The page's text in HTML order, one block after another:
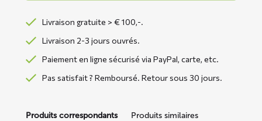
Livraison gratuite > € 100,-.
Livraison 2-3 jours ouvrés.
Paiement en ligne sécurisé via PayPal, carte, etc.
Pas satisfait ? Remboursé. Retour sous 30 jours.
Produits correspondants Produits similaires